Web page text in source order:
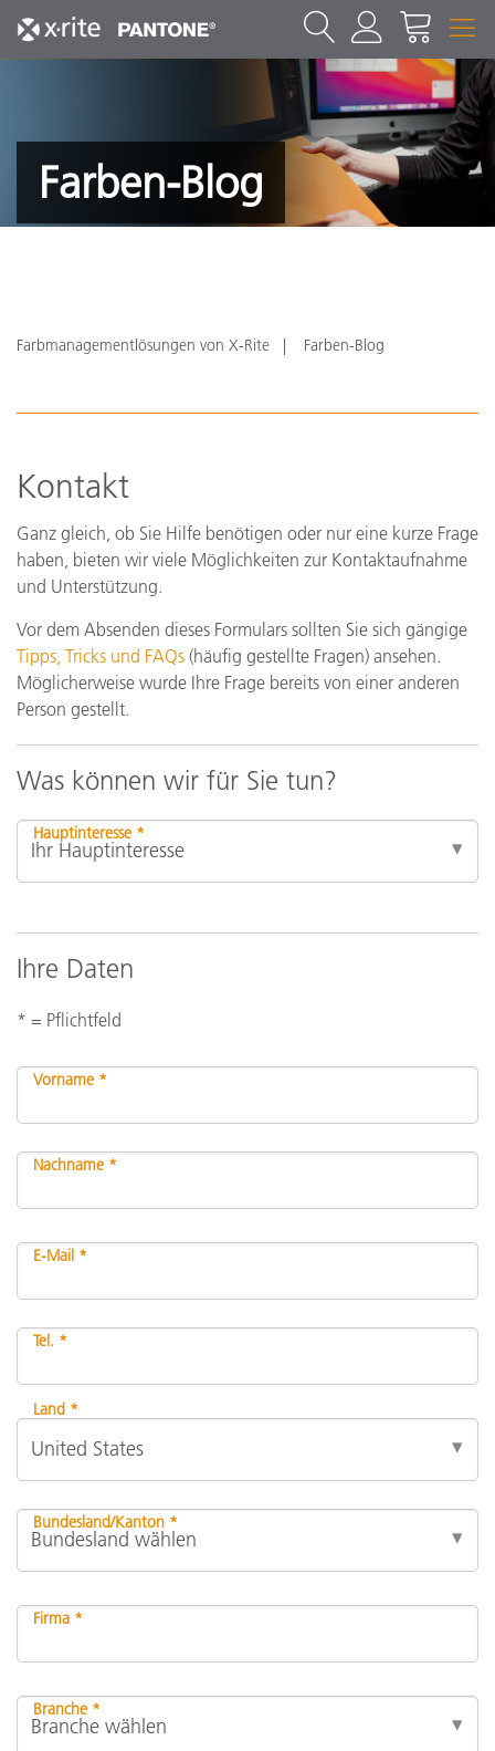
Farben-Blog
Farbmanagementlösungen von X-Rite Farben-Blog
Kontakt
Ganz gleich, ob Sie Hilfe benötigen oder nur eine kurze Frage
haben, bieten wir viele Möglichkeiten zur Kontaktaufnahme
und Unterstützung.
Vor dem Absenden dieses Formulars sollten Sie sich gängige
Tipps, Tricks und FAQs (häufig gestellte Fragen) ansehen.
Möglicherweise wurde Ihre Frage bereits von einer anderen
Person gestellt.
Was können wir für Sie tun?
Hauptinteresse *
Ihre Daten
* = Pflichtfeld
Vorname *
Nachname *
E-Mail *
Tel. *
Land *
Bundesland/Kanton *
Firma *
Branche *